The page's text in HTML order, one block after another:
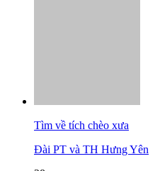
Tìm về tích chèo xưa
Đài PT và TH Hưng Yên